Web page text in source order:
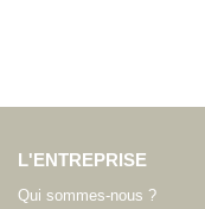
L'ENTREPRISE
Qui sommes-nous ?